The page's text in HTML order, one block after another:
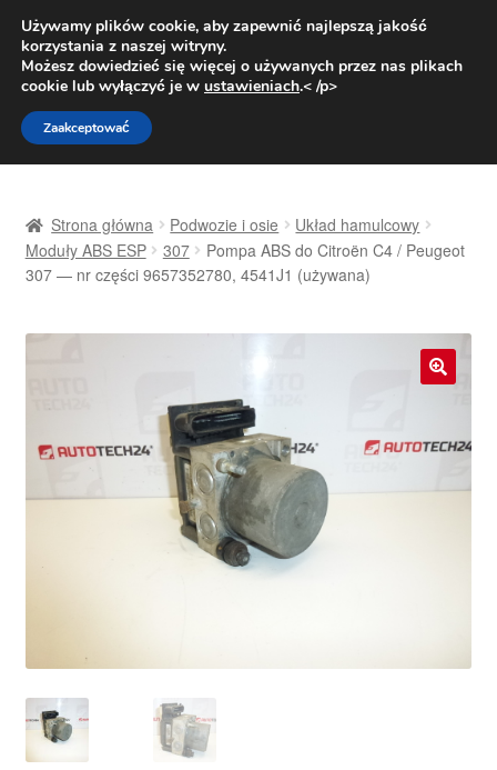
DOSTAWA od 31 zł
Pn.-pt. 9:00-16:00800 003 167
Przejdź
do
nawigacji
Przejdź
do
treści
Dostawa
Moje konto
Procedura reklamacyjna
Skarga
Strona główna Podwozie i osie
Układ hamulcowy
Moduły ABS ESP
307
Pompa ABS do Citroën C4 / Peugeot
307 — nr części 9657352780, 4541J1 (używana)
Używamy plików cookie, aby zapewnić najlepszą jakość
korzystania z naszej witryny.
Możesz dowiedzieć się więcej o używanych przez nas plikach
cookie lub wyłączyć je w ustawieniach.< /p>
Zaakceptować